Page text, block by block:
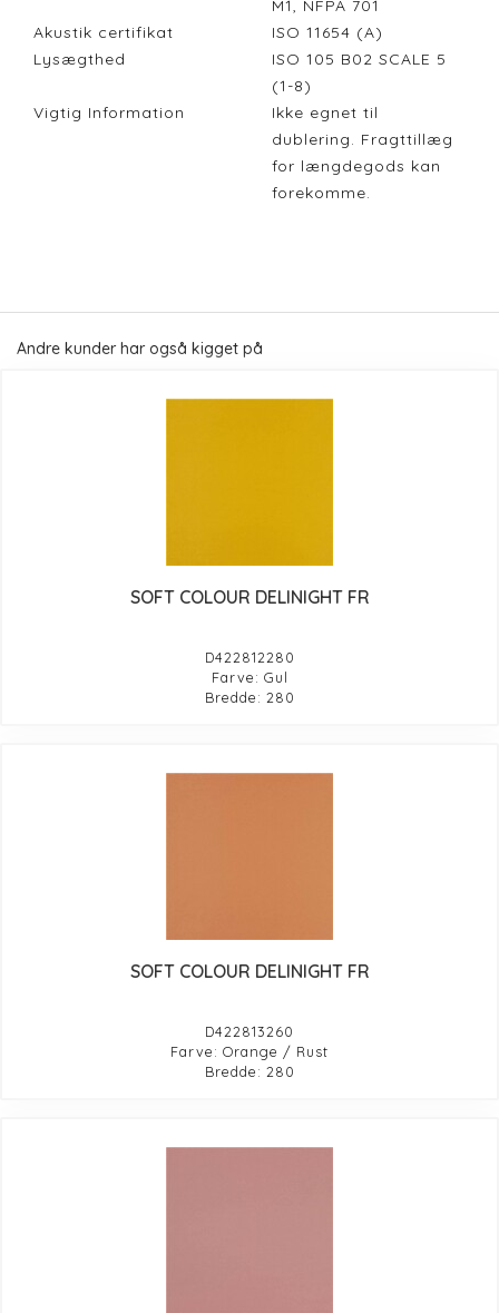
M1, NFPA 701
Akustik certifikat
ISO 11654 (A)
Lysægthed
ISO 105 B02 SCALE 5
(1-8)
Vigtig Information
Ikke egnet til
dublering. Fragttillæg
for længdegods kan
forekomme.
Andre kunder har også kigget på
SOFT COLOUR DELINIGHT FR
D422812280
Farve: Gul
Bredde: 280
SOFT COLOUR DELINIGHT FR
D422813260
Farve: Orange / Rust
Bredde: 280